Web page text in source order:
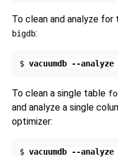
To clean and analyze for
bigdb:
$ vacuumdb --analyze
To clean a single table
and analyze a single
optimizer:
$ vacuumdb --